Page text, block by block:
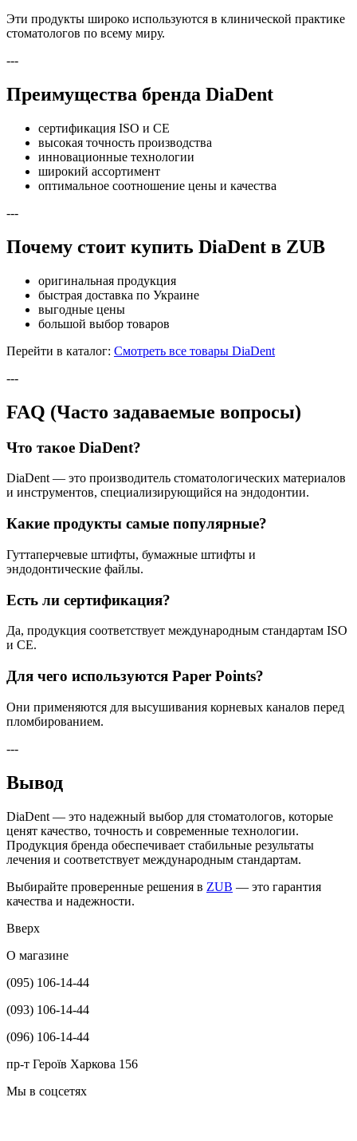
Эти продукты широко используются в клинической практике
стоматологов по всему миру.
---
Преимущества бренда DiaDent
сертификация ISO и CE
высокая точность производства
инновационные технологии
широкий ассортимент
оптимальное соотношение цены и качества
---
Почему стоит купить DiaDent в ZUB
оригинальная продукция
быстрая доставка по Украине
выгодные цены
большой выбор товаров
Перейти в каталог: Смотреть все товары DiaDent
---
FAQ (Часто задаваемые вопросы)
Что такое DiaDent?
DiaDent — это производитель стоматологических материалов
и инструментов, специализирующийся на эндодонтии.
Какие продукты самые популярные?
Гуттаперчевые штифты, бумажные штифты и
эндодонтические файлы.
Есть ли сертификация?
Да, продукция соответствует международным стандартам ISO
и CE.
Для чего используются Paper Points?
Они применяются для высушивания корневых каналов перед
пломбированием.
---
Вывод
DiaDent — это надежный выбор для стоматологов, которые
ценят качество, точность и современные технологии.
Продукция бренда обеспечивает стабильные результаты
лечения и соответствует международным стандартам.
Выбирайте проверенные решения в ZUB — это гарантия
качества и надежности.
Вверх
О магазине
(095) 106-14-44
(093) 106-14-44
(096) 106-14-44
пр-т Героїв Харкова 156
Мы в соцсетях